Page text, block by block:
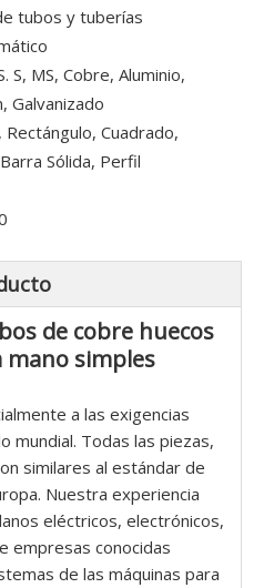
tubos y tuberías
S, MS, Cobre, Aluminio,
Galvanizado
Rectángulo, Cuadrado,
Sólida, Perfil
de cobre huecos
mano simples
a las exigencias
mundial. Todas las piezas,
similares al estándar de
Nuestra experiencia
eléctricos, electrónicos,
empresas conocidas
de las máquinas para